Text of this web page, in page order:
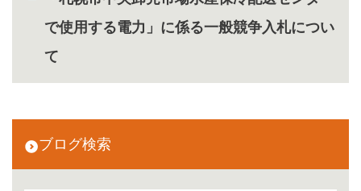
で使用する電力」に係る一般競争入札につい
て
ブログ検索